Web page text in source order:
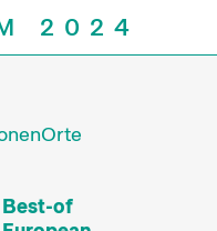
2024
Orte
Best-of